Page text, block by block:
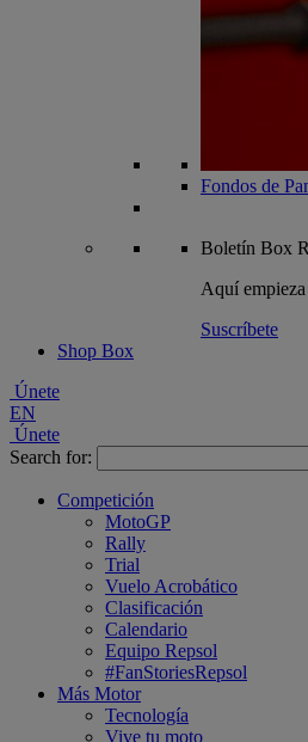
Fondos de
Boletín Box
Aquí
Suscríbete
Shop Box
Únete
EN
Únete
Search for:
Competición
MotoGP
Rally
Trial
Vuelo Acrobático
Clasificación
Calendario
Equipo Repsol
#FanStoriesRepsol
Más Motor
Tecnología
Vive tu moto